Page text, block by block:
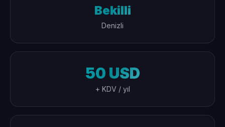
Bekilli
Denizli
50 USD
+ KDV / yıl